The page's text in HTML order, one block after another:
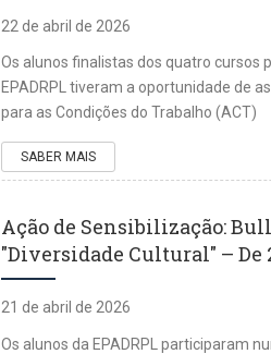
22 de abril de 2026
Os alunos finalistas dos quatro cursos
EPADRPL tiveram a oportunidade de
para as Condições do Trabalho (ACT)
SABER MAIS
Ação de Sensibilização:
"Diversidade Cultural" – De
21 de abril de 2026
Os alunos da EPADRPL participaram